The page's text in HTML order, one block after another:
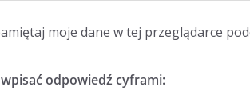
moje dane w tej przeglądarce
odpowiedź cyframi: